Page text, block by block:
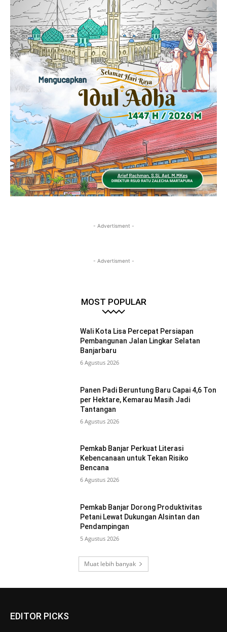
- Advertisment -
- Advertisment -
MOST POPULAR
Wali Kota Lisa Percepat Persiapan
Pembangunan Jalan Lingkar Selatan
Banjarbaru
6 Agustus 2026
Panen Padi Beruntung Baru Capai 4,6 Ton
per Hektare, Kemarau Masih Jadi
Tantangan
6 Agustus 2026
Pemkab Banjar Perkuat Literasi
Kebencanaan untuk Tekan Risiko
Bencana
6 Agustus 2026
Pemkab Banjar Dorong Produktivitas
Petani Lewat Dukungan Alsintan dan
Pendampingan
5 Agustus 2026
Muat lebih banyak
EDITOR PICKS